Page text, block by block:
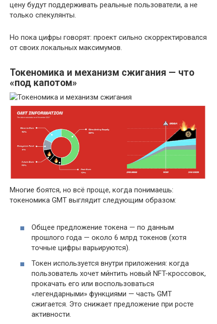
цену будут поддерживать реальные пользователи, а не
только спекулянты.
Но пока цифры говорят: проект сильно скорректировался
от своих локальных максимумов.
Токеномика и механизм сжигания — что
«под капотом»
Многие боятся, но всё проще, когда понимаешь:
токеномика GMT выглядит следующим образом:
Общее предложение токена — по данным
прошлого года — около 6 млрд токенов (хотя
точные цифры варьируются).
Токен используется внутри приложения: когда
пользователь хочет ми́нтить новый NFT-кроссовок,
прокачать его или воспользоваться
«легендарными» функциями — часть GMT
сжигается. Это снижает предложение при росте
активности.